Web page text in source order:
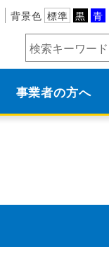
背景色 標準 黒 青
事業者の方へ